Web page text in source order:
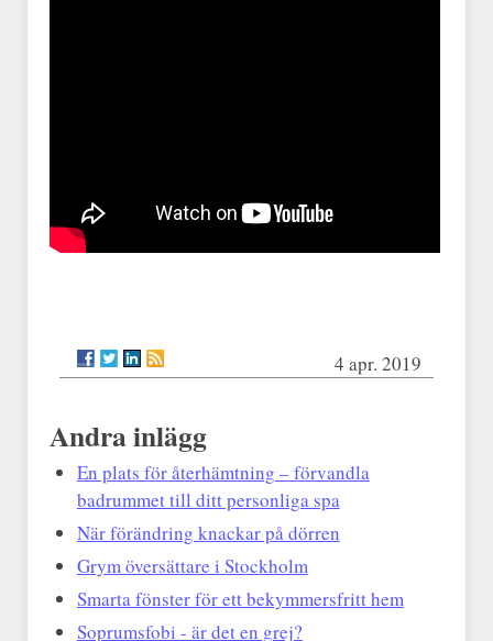
4 apr. 2019
Andra inlägg
En plats för återhämtning – förvandla
badrummet till ditt personliga spa
När förändring knackar på dörren
Grym översättare i Stockholm
Smarta fönster för ett bekymmersfritt hem
Soprumsfobi - är det en grej?